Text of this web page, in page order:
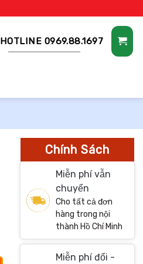
HOTLINE 0969.88.1697
Chính Sách
Miễn phí vẫn
chuyển
Cho tất cả đơn
hàng trong nội
thành Hồ Chí Minh
Miễn phí đổi -